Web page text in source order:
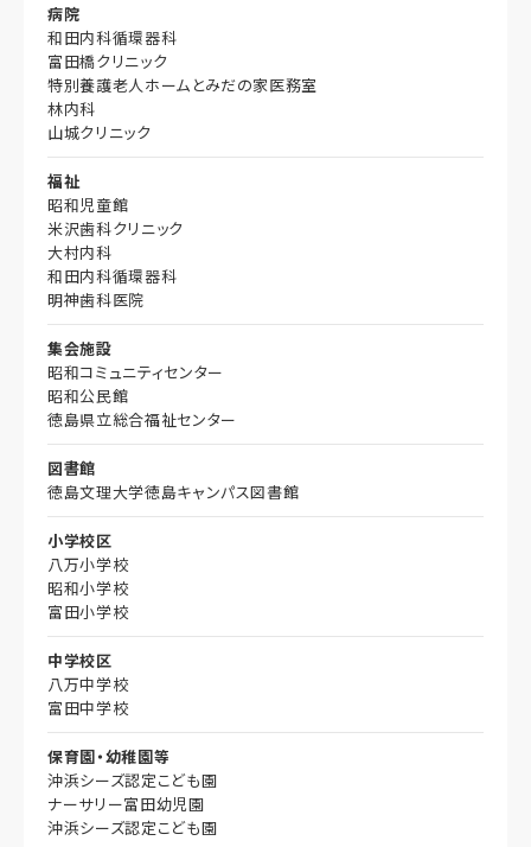
病院
和田内科循環器科
富田橋クリニック
特別養護老人ホームとみだの家医務室
林内科
山城クリニック
福祉
昭和児童館
米沢歯科クリニック
大村内科
和田内科循環器科
明神歯科医院
集会施設
昭和コミュニティセンター
昭和公民館
徳島県立総合福祉センター
図書館
徳島文理大学徳島キャンパス図書館
小学校区
八万小学校
昭和小学校
富田小学校
中学校区
八万中学校
富田中学校
保育園・幼稚園等
沖浜シーズ認定こども園
ナーサリー富田幼児園
沖浜シーズ認定こども園